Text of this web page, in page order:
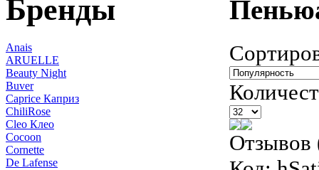
Отзывов
Бренды
Anais
ARUELLE
Beauty Night
Buver
Caprice Каприз
ChiliRose
Cleo Клео
Cocoon
Cornette
De Lafense